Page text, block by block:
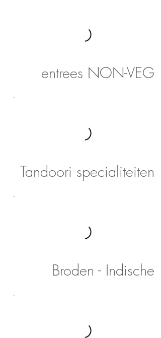
entrees NON-VEG
Tandoori specialiteiten
Broden - Indische